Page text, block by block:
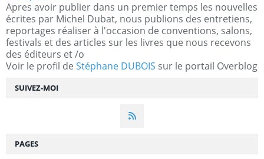
SUIVEZ-MOI
Apres avoir publier dans un premier temps les nouvelles
écrites par Michel Dubat, nous publions des entretiens,
reportages réaliser à l'occasion de conventions, salons,
festivals et des articles sur les livres que nous recevons
des éditeurs et /o
Voir le profil de Stéphane DUBOIS sur le portail Overblog
PAGES